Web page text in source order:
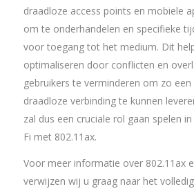
draadloze access points en mobiele
om te onderhandelen en specifieke
voor toegang tot het medium. Dit
optimaliseren door conflicten en
gebruikers te verminderen om zo
draadloze verbinding te kunnen
zal dus een cruciale rol gaan spelen
Fi met 802.11ax.
Voor meer informatie over 802.11ax
verwijzen wij u graag naar het